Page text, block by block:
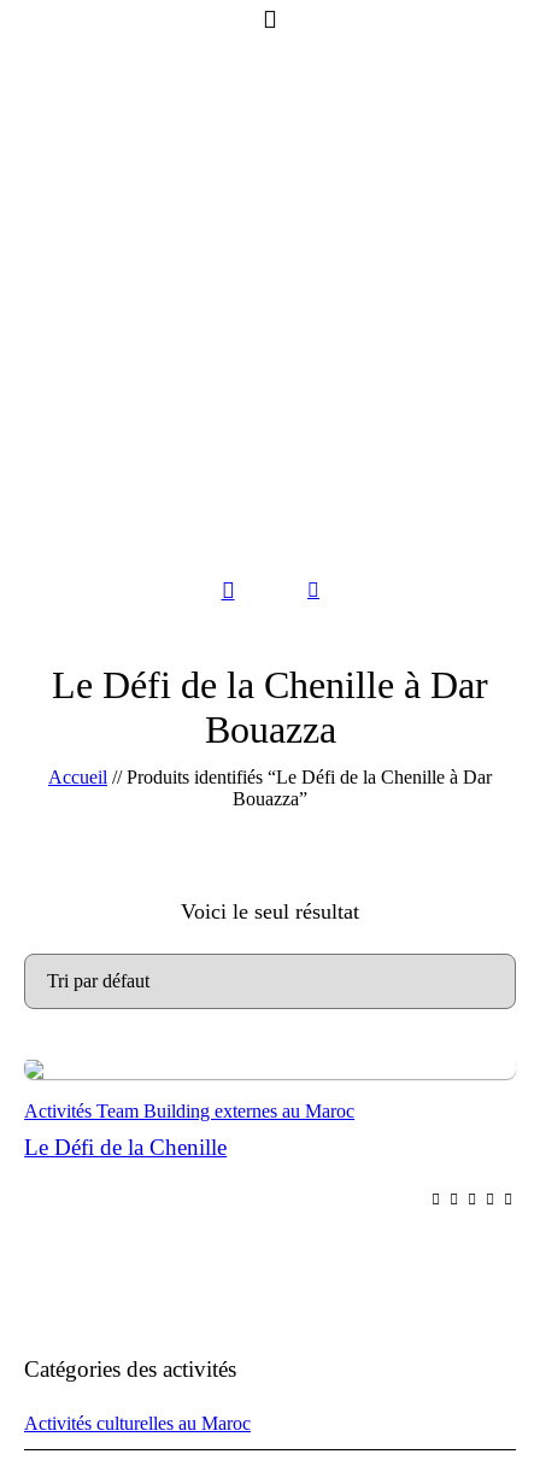
Le Défi de la Chenille à Dar
Bouazza
Accueil //Produits identifiés “Le Défi de la Chenille à Dar
Bouazza”
Voici le seul résultat
Activités Team Building externes au Maroc
Le Défi de la Chenille
Catégories des activités
Activités culturelles au Maroc